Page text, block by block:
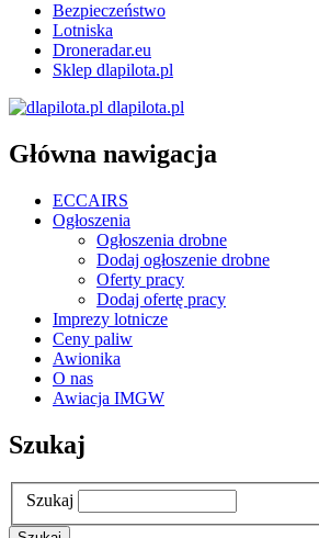
Bezpieczeństwo
Lotniska
Droneradar.eu
Sklep dlapilota.pl
dlapilota.pl
Główna nawigacja
ECCAIRS
Ogłoszenia
Ogłoszenia drobne
Dodaj ogłoszenie drobne
Oferty pracy
Dodaj ofertę pracy
Imprezy lotnicze
Ceny paliw
Awionika
O nas
Awiacja IMGW
Szukaj
Szukaj